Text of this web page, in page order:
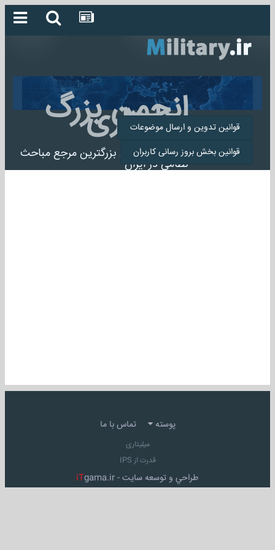
انجمن بزرگ
میلیتاری
انجمن میلیتاری بزرگترین مرجع مباحث
نظامی در ایران
قوانین تدوین و ارسال موضوعات
قوانین بخش بروز رسانی کاربران
پوسته تماس با ما
میلیتاری
قدرت از IPS
طراحي و توسعه سايت - iTgama.ir